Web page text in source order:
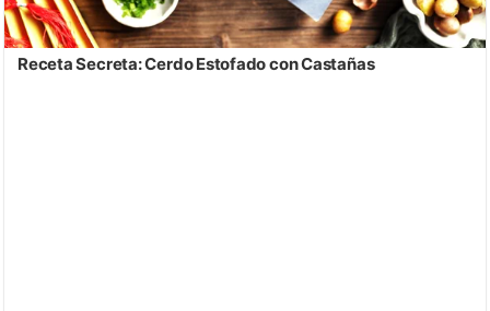
Receta Secreta: Cerdo Estofado con Castañas